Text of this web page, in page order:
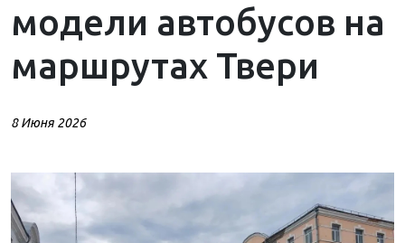
модели автобусов на
маршрутах Твери
8 Июня 2026